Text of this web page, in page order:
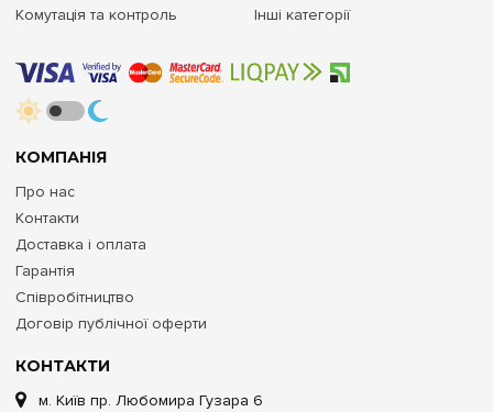
КОНТАКТИ
м. Київ пр. Любомира Гузара 6
КОМПАНІЯ
Про нас
Контакти
Доставка і оплата
Гарантія
Співробітництво
Договір публічної оферти
Комутація та контроль
Інші категорії